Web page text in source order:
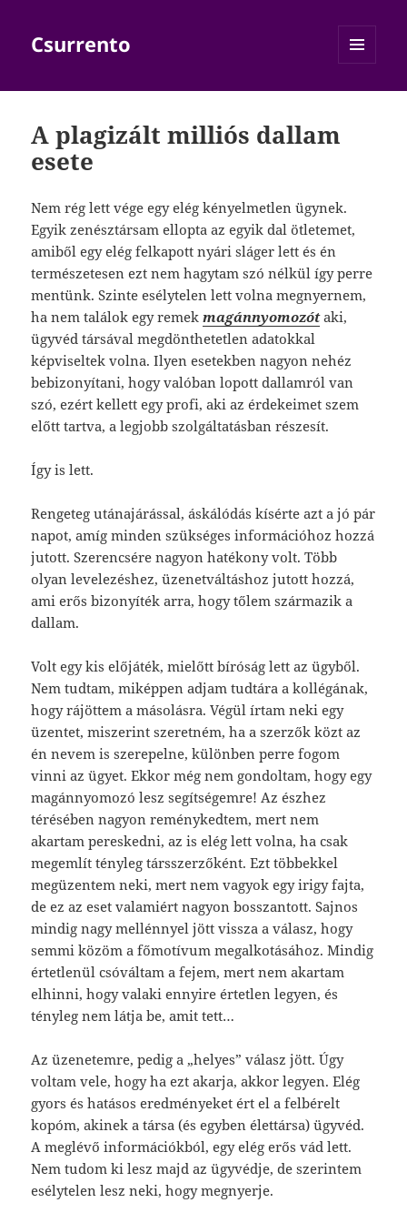
Csurrento
A plagizált milliós dallam
esete
Nem rég lett vége egy elég kényelmetlen ügynek.
Egyik zenésztársam ellopta az egyik dal ötletemet,
amiből egy elég felkapott nyári sláger lett és én
természetesen ezt nem hagytam szó nélkül így perre
mentünk. Szinte esélytelen lett volna megnyernem,
ha nem találok egy remekmagánnyomozótaki,
ügyvéd társával megdönthetetlen adatokkal
képviseltek volna. Ilyen esetekben nagyon nehéz
bebizonyítani, hogy valóban lopott dallamról van
szó, ezért kellett egy profi, aki az érdekeimet szem
előtt tartva, a legjobb szolgáltatásban részesít.
Így is lett.
Rengeteg utánajárással, áskálódás kísérte azt a jó pár
napot, amíg minden szükséges információhoz hozzá
jutott. Szerencsére nagyon hatékony volt. Több
olyan levelezéshez, üzenetváltáshoz jutott hozzá,
ami erős bizonyíték arra, hogy tőlem származik a
dallam.
Volt egy kis előjáték, mielőtt bíróság lett az ügyből.
Nem tudtam, miképpen adjam tudtára a kollégának,
hogy rájöttem a másolásra. Végül írtam neki egy
üzentet, miszerint szeretném, ha a szerzők közt az
én nevem is szerepelne, különben perre fogom
vinni az ügyet. Ekkor még nem gondoltam, hogy egy
magánnyomozó lesz segítségemre! Az észhez
térésében nagyon reménykedtem, mert nem
akartam pereskedni, az is elég lett volna, ha csak
megemlít tényleg társszerzőként. Ezt többekkel
megüzentem neki, mert nem vagyok egy irigy fajta,
de ez az eset valamiért nagyon bosszantott. Sajnos
mindig nagy mellénnyel jött vissza a válasz, hogy
semmi közöm a főmotívum megalkotásához. Mindig
értetlenül csóváltam a fejem, mert nem akartam
elhinni, hogy valaki ennyire értetlen legyen, és
tényleg nem látja be, amit tett…
Az üzenetemre, pedig a „helyes” válasz jött. Úgy
voltam vele, hogy ha ezt akarja, akkor legyen. Elég
gyors és hatásos eredményeket ért el a felbérelt
kopóm, akinek a társa (és egyben élettársa) ügyvéd.
A meglévő információkból, egy elég erős vád lett.
Nem tudom ki lesz majd az ügyvédje, de szerintem
esélytelen lesz neki, hogy megnyerje.